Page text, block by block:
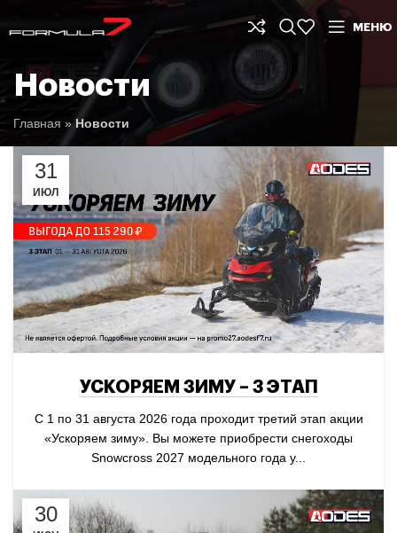
МЕНЮ
Новости
Главная »Новости
31
ИЮЛ
УСКОРЯЕМ ЗИМУ – 3 ЭТАП
С 1 по 31 августа 2026 года проходит третий этап акции
«Ускоряем зиму». Вы можете приобрести снегоходы
Snowcross 2027 модельного года у...
30